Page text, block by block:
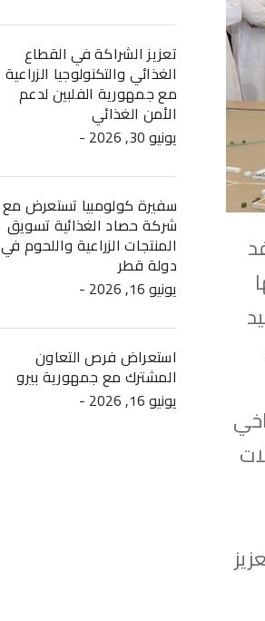
تعزيز الشراكة في القطاع
الغذائي والتكنولوجيا الزراعية
مع جمهورية الفلبين لدعم
الأمن الغذائي
- يونيو 30, 2026
سفيرة كولومبيا تستعرض مع
شركة حصاد الغذائية تسويق
المنتجات الزراعية واللحوم في
دولة قطر
- يونيو 16, 2026
استعراض فرص التعاون
المشترك مع جمهورية بيرو
- يونيو 16, 2026